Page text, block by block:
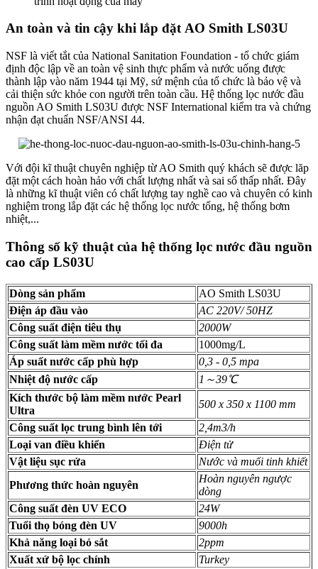
An toàn và tin cậy khi lắp đặt AO Smith LS03U
NSF là viết tắt của National Sanitation Foundation - tổ chức giám
định độc lập về an toàn vệ sinh thực phẩm và nước uống được
thành lập vào năm 1944 tại Mỹ, sứ mệnh của tổ chức là bảo vệ và
cải thiện sức khỏe con người trên toàn cầu. Hệ thống lọc nước đầu
nguồn AO Smith LS03U được NSF International kiểm tra và chứng
nhận đạt chuẩn NSF/ANSI 44.
Với đội kĩ thuật chuyên nghiệp từ AO Smith quý khách sẽ được lăp
đặt một cách hoàn hảo với chất lượng nhất và sai số thấp nhất. Đây
là những kĩ thuật viên có chất lượng tay nghề cao và chuyên có kinh
nghiệm trong lắp đặt các hệ thống lọc nước tổng, hệ thống bơm
nhiệt,...
Thông số kỹ thuật của hệ thống lọc nước đầu nguồn
cao cấp LS03U
Dòng sản phẩm
AO Smith LS03U
Điện áp đầu vào
AC 220V/ 50HZ
Công suất điện tiêu thụ
2000W
Công suất làm mềm nước tối đa
1000mg/L
Áp suất nước cấp phù hợp
0,3 - 0,5 mpa
Nhiệt độ nước cấp
1～39℃
Kích thước bộ làm mềm nước Pearl
Ultra
500 x 350 x 1100 mm
Công suất lọc trung bình lên tới
2,4m3/h
Loại van điều khiển
Điện tử
Vật liệu sục rửa
Nước và muối tinh khiết
Phương thức hoàn nguyên
Hoàn nguyên ngược
dòng
Công suất đèn UV ECO
24W
Tuổi thọ bóng đèn UV
9000h
Khả năng loại bỏ sắt
2ppm
Xuất xứ bộ lọc chính
Turkey